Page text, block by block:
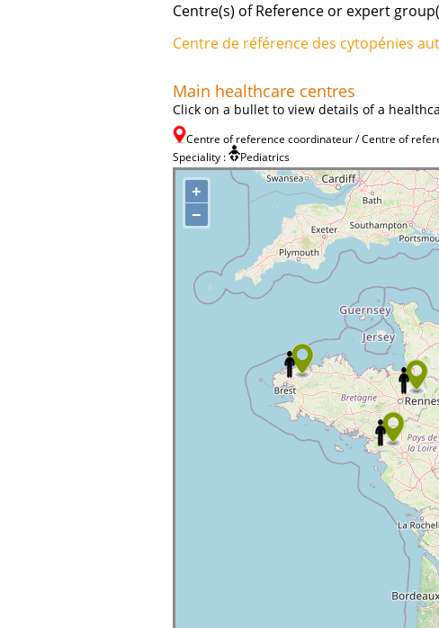
Centre(s) of Reference or expert
Centre de référence des cytopénies
Main healthcare centres
Click on a bullet to view details of a
Centre of reference coordinateur / Centre of
Speciality :
Pediatrics
+
−